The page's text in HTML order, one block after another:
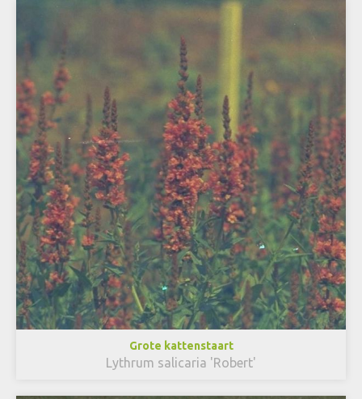
Grote kattenstaart
Lythrum salicaria 'Robert'